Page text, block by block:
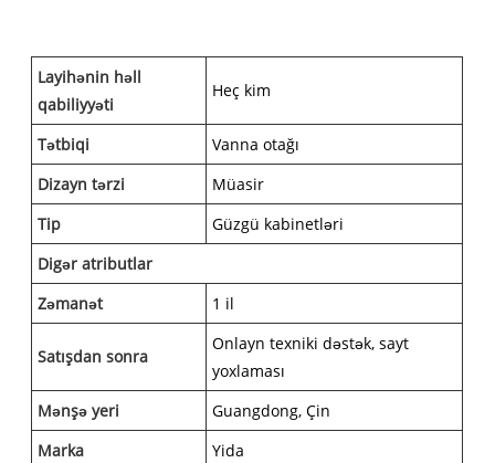
Layihənin həll
qabiliyyəti
Heç kim
Tətbiqi
Vanna otağı
Dizayn tərzi
Müasir
Tip
Güzgü kabinetləri
Digər atributlar
Zəmanət
1 il
Satışdan sonra
Onlayn texniki dəstək, sayt
yoxlaması
Mənşə yeri
Guangdong, Çin
Marka
Yida